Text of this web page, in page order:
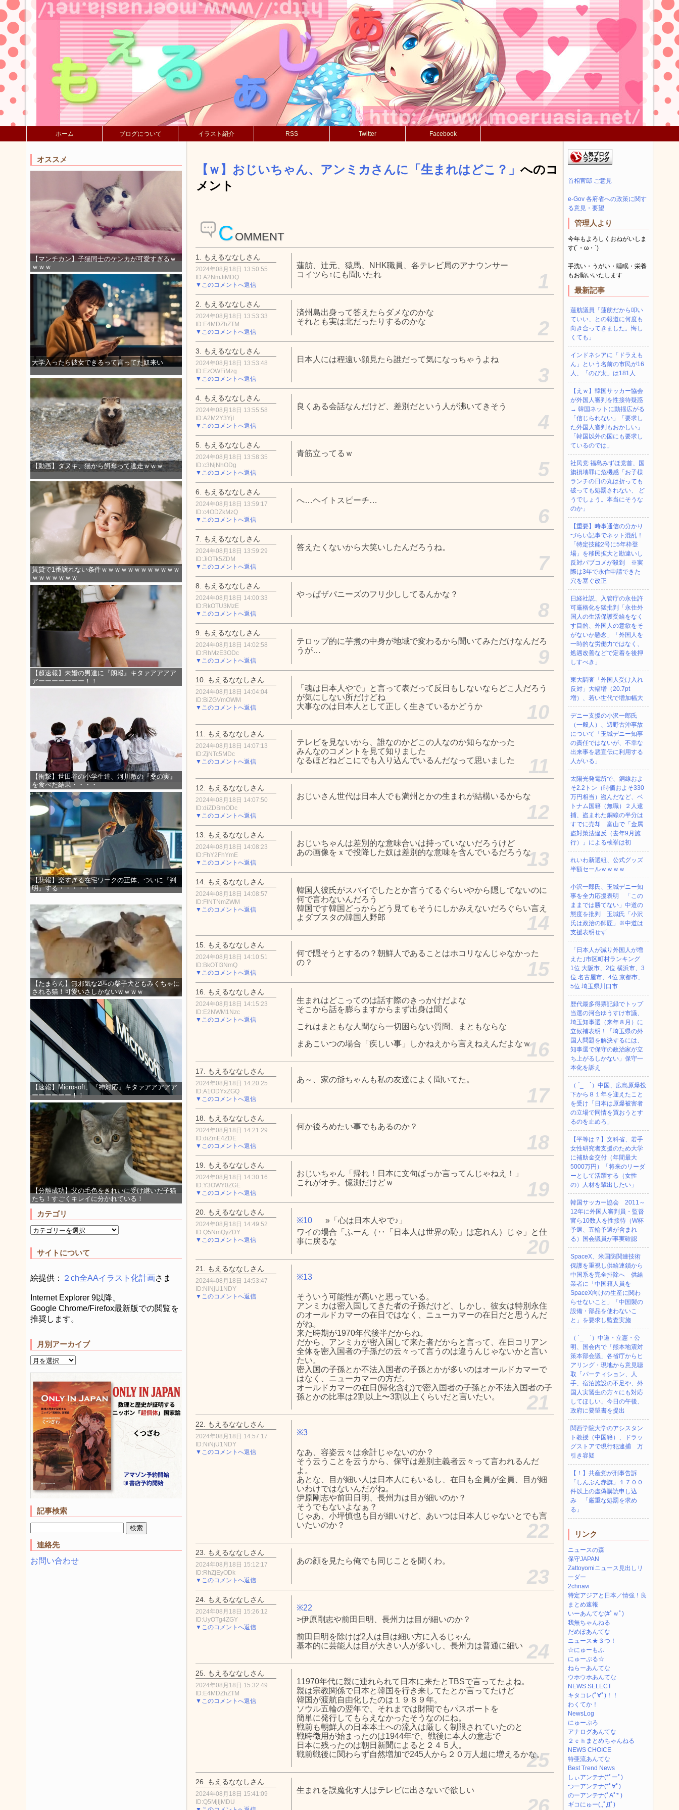
ホーム ブログについて イラスト紹介 RSS Twitter Facebook
オススメ
【マンチカン】子猫同士のケンカが可愛すぎるｗ
ｗｗｗ
大学入ったら彼女できるって言ってた奴来い
【動画】タヌキ、猫から餌奪って逃走ｗｗｗ
賃貸で1番譲れない条件ｗｗｗｗｗｗｗｗｗｗｗｗ
ｗｗｗｗｗｗｗ
【超速報】未婚の男達に『朗報』キタァアアアア
アーーーーーーー！！
【衝撃】世田谷の小学生達、河川敷の『桑の実』
を食べた結果・・・・
【悲報】楽すぎる在宅ワークの正体、ついに『判
明』する・・・・・・
【たまらん】無邪気な2匹の柴子犬ともみくちゃに
される猫！可愛いさしかないｗｗｗｗ
【速報】Microsoft、『神対応』キタァアアアアア
ーーーーーー！！
【分離成功】父の毛色をきれいに受け継いだ子猫
たち！すごくキレイに分かれている！
カテゴリ
サイトについて
絵提供： ２ch全AAイラスト化計画さま
Internet Explorer 9以降、
Google Chrome/Firefox最新版での閲覧を
推奨します。
月別アーカイブ
記事検索
連絡先
お問い合わせ
【ｗ】おじいちゃん、アンミカさんに「生まれはどこ？」 へのコ
メント
C OMMENT
1. もえるななしさん
2024年08月18日 13:50:55
ID:A2NmJiMDQ
▼このコメントへ返信
蓮舫、辻元、猿馬、NHK職員、各テレビ局のアナウンサー
コイツら↑にも聞いたれ
1
2. もえるななしさん
2024年08月18日 13:53:33
ID:E4MDZhZTM
▼このコメントへ返信
済州島出身って答えたらダメなのかな
それとも実は北だったりするのかな
2
3. もえるななしさん
2024年08月18日 13:53:48
ID:EzOWFiMzg
▼このコメントへ返信
日本人には程遠い顔見たら誰だって気になっちゃうよね
3
4. もえるななしさん
2024年08月18日 13:55:58
ID:A2M2Y3YjI
▼このコメントへ返信
良くある会話なんだけど、差別だという人が沸いてきそう
4
5. もえるななしさん
2024年08月18日 13:58:35
ID:c3NjNhODg
▼このコメントへ返信
青筋立ってるｗ
5
6. もえるななしさん
2024年08月18日 13:59:17
ID:c4ODZkMzQ
▼このコメントへ返信
へ…ヘイトスピーチ…
6
7. もえるななしさん
2024年08月18日 13:59:29
ID:JiOTk5ZDM
▼このコメントへ返信
答えたくないから大笑いしたんだろうね。
7
8. もえるななしさん
2024年08月18日 14:00:33
ID:RkOTU3MzE
▼このコメントへ返信
やっぱザパニーズのフリ少ししてるんかな？
8
9. もえるななしさん
2024年08月18日 14:02:58
ID:RhMzE3ODc
▼このコメントへ返信
テロップ的に芋煮の中身が地域で変わるから聞いてみただけなんだろ
うが…
9
10. もえるななしさん
2024年08月18日 14:04:04
ID:BiZGVmOWM
▼このコメントへ返信
「魂は日本人やで」と言って表だって反日もしないならどこ人だろう
が気にしない所だけどね
大事なのは日本人として正しく生きているかどうか
10
11. もえるななしさん
2024年08月18日 14:07:13
ID:ZjNTc5MDc
▼このコメントへ返信
テレビを見ないから、誰なのかどこの人なのか知らなかった
みんなのコメントを見て知りました
なるほどねどこにでも入り込んでいるんだなって思いました
11
12. もえるななしさん
2024年08月18日 14:07:50
ID:diZDBmODc
▼このコメントへ返信
おじいさん世代は日本人でも満州とかの生まれが結構いるからな
12
13. もえるななしさん
2024年08月18日 14:08:23
ID:FhY2FhYmE
▼このコメントへ返信
おじいちゃんは差別的な意味合いは持っていないだろうけど
あの画像をｘで投降した奴は差別的な意味を含んでいるだろうな13
14. もえるななしさん
2024年08月18日 14:08:57
ID:FlNTNmZWM
▼このコメントへ返信
韓国人彼氏がスパイでしたとか言うてるぐらいやから隠してないのに
何で言わないんだろう
韓国です韓国どっからどう見てもそうにしかみえないだろぐらい言え
よダブスタの韓国人野郎
14
15. もえるななしさん
2024年08月18日 14:10:51
ID:BkOTI3NmQ
▼このコメントへ返信
何で隠そうとするの？朝鮮人であることはホコリなんじゃなかった
の？
15
16. もえるななしさん
2024年08月18日 14:15:23
ID:E2NWM1Nzc
▼このコメントへ返信
生まれはどこってのは話す際のきっかけだよな
そこから話を膨らますからまず出身は聞く
これはまともな人間なら一切困らない質問、まともならな
まあこいつの場合「疾しい事」しかねえから言えねえんだよなｗ16
17. もえるななしさん
2024年08月18日 14:20:25
ID:A1ODYxZGQ
▼このコメントへ返信
あ～、家の爺ちゃんも私の友達によく聞いてた。
17
18. もえるななしさん
2024年08月18日 14:21:29
ID:diZmE4ZDE
▼このコメントへ返信
何か後ろめたい事でもあるのか？
18
19. もえるななしさん
2024年08月18日 14:30:16
ID:Y3OWY0ZGE
▼このコメントへ返信
おじいちゃん「帰れ！日本に文句ばっか言ってんじゃねえ！」
これがオチ。憶測だけどｗ
19
20. もえるななしさん
2024年08月18日 14:49:52
ID:Q5NmQyZDY
▼このコメントへ返信
※10
»「心は日本人やで♪」
ワイの場合「ふーん（‥「日本人は世界の恥」は忘れん）じゃ」と仕
事に戻るな
20
21. もえるななしさん
2024年08月18日 14:53:47
ID:NiNjU1NDY
▼このコメントへ返信
※13
そういう可能性が高いと思っている。
アンミカは密入国してきた者の子孫だけど、しかし、彼女は特別永住
のオールドカマーの在日ではなく、ニューカマーの在日だと思うんだ
がね。
来た時期が1970年代後半だからね。
だから、アンミカが密入国して来た者だからと言って、在日コリアン
全体を密入国者の子孫だの云々って言うのは違うんじゃないかと言い
たい。
密入国の子孫とか不法入国者の子孫とかが多いのはオールドカマーで
はなく、ニューカマーの方だ。
オールドカマーの在日(帰化含む)で密入国者の子孫とか不法入国者の子
孫とかの比率は2割以上〜3割以上くらいだと言いたい。
21
22. もえるななしさん
2024年08月18日 14:57:17
ID:NiNjU1NDY
▼このコメントへ返信
※3
なあ、容姿云々は余計じゃないのか？
そう云うことを云うから、保守は差別主義者云々って言われるんだ
よ。
あとな、目が細い人は日本人にもいるし、在日も全員が全員、目が細
いわけではないんだがね。
伊原剛志や前田日明、長州力は目が細いのか？
そうでもないよなぁ？
じゃあ、小坪慎也も目が細いけど、あいつは日本人じゃないとでも言
いたいのか？
22
23. もえるななしさん
2024年08月18日 15:12:17
ID:RhZjEyODk
▼このコメントへ返信
あの顔を見たら俺でも同じことを聞くわ。
23
24. もえるななしさん
2024年08月18日 15:26:12
ID:UyOTg4ZGY
▼このコメントへ返信
※22
>伊原剛志や前田日明、長州力は目が細いのか？
前田日明を除けば2人は目は細い方に入るじゃん
基本的に芸能人は目が大きい人が多いし、長州力は普通に細い 24
25. もえるななしさん
2024年08月18日 15:32:49
ID:E4MDZhZTM
▼このコメントへ返信
11970年代に親に連れられて日本に来たとTBSで言ってたよね。
親は宗教関係で日本と韓国を行き来してたとか言ってたけど
韓国が渡航自由化したのは１９８９年。
ソウル五輪の翌年で、それまでは財閥でもパスポートを
簡単に発行してもらえなかったそうなのにね。
戦前も朝鮮人の日本本土への流入は厳しく制限されていたのと
戦時徴用が始まったのは1944年で、戦後に本人の意志で
日本に残ったのは朝日新聞によると２４５人。
戦前戦後に関わらず自然増加で245人から２０万人超に増えるかな。
25
26. もえるななしさん
2024年08月18日 15:41:09
ID:Q5MjljMDU
生まれを誤魔化す人はテレビに出さないで欲しい
首相官邸 ご意見
e-Gov 各府省への政策に関す
る意見・要望
管理人より
今年もよろしくおねがいしま
す(´・ω・`)
手洗い・うがい・睡眠・栄養
もお願いいたします
最新記事
蓮舫議員「蓮舫だから叩い
ていい、との報道に何度も
向き合ってきました。悔し
くても」
インドネシアに「ドラえも
ん」という名前の市民が16
人、「のび太」は181人
【えｗ】韓国サッカー協会
が外国人審判を性接待疑惑
→ 韓国ネットに動揺広がる
「信じられない」「要求し
た外国人審判もおかしい」
「韓国以外の国にも要求し
ているのでは」
社民党 福島みずほ党首、国
旗損壊罪に危機感「お子様
ランチの日の丸は折っても
破っても処罰されない、 ど
うでしょう。本当にそうな
のか」
【重要】時事通信の分かり
づらい記事でネット混乱！
「特定技能2号に5年枠登
場」を移民拡大と勘違いし
反対パブコメが殺到 ※実
際は3年で永住申請できた
穴を塞ぐ改正
日経社説、入管庁の永住許
可厳格化を猛批判「永住外
国人の生活保護受給をなく
す目的、外国人の意欲をそ
がないか懸念」「外国人を
一時的な労働力ではなく、
処遇改善などで定着を後押
しすべき」
東大調査「外国人受け入れ
反対」大幅増（20.7pt
増）、若い世代で増加幅大
デニー支援の小沢一郎氏
（一般人）、辺野古沖事故
について「玉城デニー知事
の責任ではないが、不幸な
出来事を悪宣伝に利用する
人がいる」
太陽光発電所で、銅線およ
そ2.2トン（時価およそ330
万円相当）盗んだなど、ベ
トナム国籍（無職）２人逮
捕、盗まれた銅線の半分は
すでに売却 富山で「金属
盗対策法違反（去年9月施
行）」による検挙は初
れいわ新選組、公式グッズ
半額セールｗｗｗｗ
小沢一郎氏、玉城デニー知
事を全力応援表明 「この
ままでは勝てない」中道の
態度を批判 玉城氏「小沢
氏は政治の師匠」※中道は
支援表明せず
「日本人が減り外国人が増
えた｣市区町村ランキング
1位 大阪市、2位 横浜市、3
位 名古屋市、4位 京都市、
5位 埼玉県川口市
歴代最多得票記録でトップ
当選の河合ゆうすけ市議、
埼玉知事選（来年８月）に
立候補表明！「埼玉県の外
国人問題を解決するには、
知事選で保守の政治家が立
ち上がるしかない」保守一
本化を訴え
（ ´_ゝ`）中国、広島原爆投
下から８１年を迎えたこと
を受け「日本は原爆被害者
の立場で同情を買おうとす
るのを止めろ」
【平等は？】文科省、若手
女性研究者支援のため大学
に補助金交付（年間最大
5000万円）「将来のリーダ
ーとして活躍する（女性
の）人材を輩出したい」
韓国サッカー協会 2011～
12年に外国人審判員・監督
官ら10数人を性接待（W杯
予選、五輪予選が含まれ
る）国会議員が事実確認
SpaceX、米国防関連技術
保護を重視し供給連鎖から
中国系を完全排除へ 供給
業者に「中国籍人員を
SpaceX向けの生産に関わ
らせないこと」「中国製の
設備・部品を使わないこ
と」を要求し監査実施
（ ´_ゝ`）中道・立憲・公
明、国会内で「熊本地震対
策本部会議」各省庁からヒ
アリング・現地から意見聴
取「パーティション、人
手、宿泊施設の不足や、外
国人実習生の方々にも対応
してほしい」今日の午後、
政府に要望書を提出
関西学院大学のアシスタン
ト教授（中国籍）、ドラッ
グストアで現行犯逮捕 万
引き容疑
【！】共産党が刑事告訴
「しんぶん赤旗」１７００
件以上の虚偽購読申し込
み 「厳重な処罰を求め
る」
リンク
ニュースの森
保守JAPAN
Zattoyomiニュース見出しリ
ーダー
2chnavi
特定アジアと日本／情強！良
まとめ速報
いーあんてな(#ﾟｗﾟ)
我無ちゃんねる
だめぽあんてな
ニュース★３つ！
☆にゅーもふ
にゅーぷる☆
ねらーあんてな
ウホウホあんてな
NEWS SELECT
キタコレ(ﾟ∀ﾟ)！！
わくてか！
NewsLog
にゅーぷろ
アナログあんてな
２ｃｈまとめちゃんねる
NEWS CHOICE
特亜流あんてな
Best Trend News
しぃアンテナ(*ﾟーﾟ)
つーアンテナ(*ﾟ∀ﾟ)
のーアンテナ(ﾟAﾟ* )
ギコにゅー(,,ﾟДﾟ)